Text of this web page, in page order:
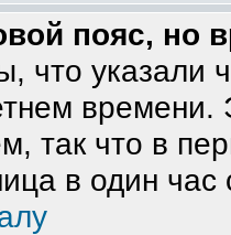
пояс, но
что указали
времени.
так что в
в один